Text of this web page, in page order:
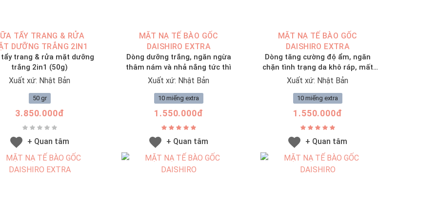
TẨY TRANG & RỬA
DƯỠNG TRẮNG 2IN1
tẩy trang & rửa mặt dưỡng
trắng 2in1 (50g)
Xuất xứ: Nhật Bản
50 gr
3.850.000đ
+ Quan tâm
MẶT NẠ TẾ BÀO GỐC
DAISHIRO EXTRA
Dòng dưỡng trắng, ngăn ngừa
thâm nám và nhả nắng tức thì
Xuất xứ: Nhật Bản
10 miếng extra
1.550.000đ
+ Quan tâm
MẶT NẠ TẾ BÀO GỐC
DAISHIRO EXTRA
Dòng tăng cường độ ẩm, ngăn
chặn tình trạng da khô ráp, mất
nước
Xuất xứ: Nhật Bản
10 miếng extra
1.550.000đ
+ Quan tâm